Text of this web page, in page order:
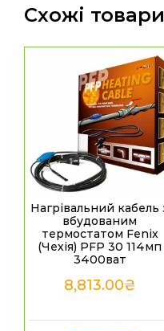
Схожі товари
Нагрівальний кабель
вбудованим
термостатом Fenix
(Чехія) PFP 30 114мп
3400ват
8,813.00₴